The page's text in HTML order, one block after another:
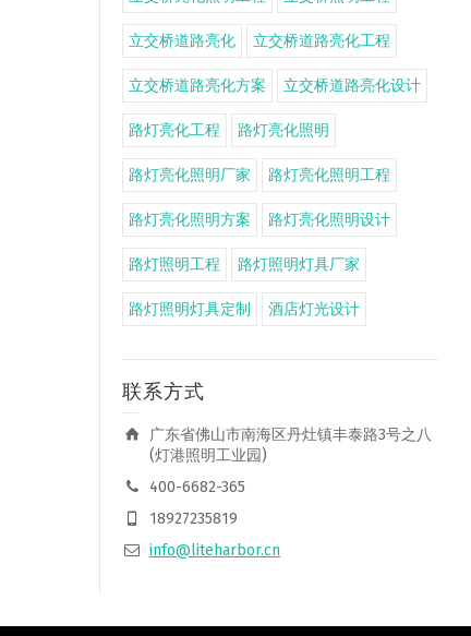
立交桥道路亮化 立交桥道路亮化工程
立交桥道路亮化方案 立交桥道路亮化设计
路灯亮化工程 路灯亮化照明
路灯亮化照明厂家 路灯亮化照明工程
路灯亮化照明方案 路灯亮化照明设计
路灯照明工程 路灯照明灯具厂家
路灯照明灯具定制 酒店灯光设计
联系方式
广东省佛山市南海区丹灶镇丰泰路3号之八
(灯港照明工业园)
400-6682-365
18927235819
info@liteharbor.cn